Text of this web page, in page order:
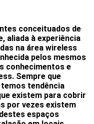
conceituados de
aliada à experiência
na área wireless
pelos mesmos
conhecimentos e
Sempre que
tendência
existem para cobrir
por vezes existem
espaços